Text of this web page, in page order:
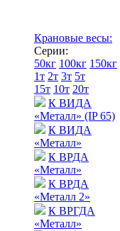
Крановые весы:
Серии:
50кг 100кг 150кг
1т 2т 3т 5т
15т 10т 20т
К ВИДА
«Металл» (IP 65)
К ВИДА
«Металл»
К ВРДА
«Металл»
К ВРДА
«Металл 2»
К ВРГДА
«Металл»